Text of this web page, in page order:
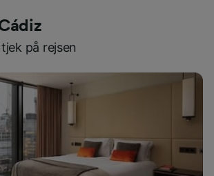
på rejsen